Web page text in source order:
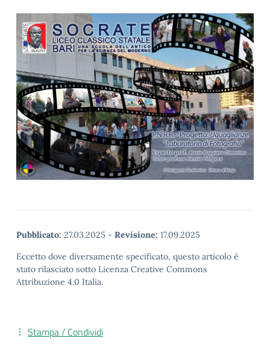
Pubblicato: 27.03.2025 - Revisione: 17.09.2025
Eccetto dove diversamente specificato, questo articolo è
stato rilasciato sotto Licenza Creative Commons
Attribuzione 4.0 Italia.
Stampa / Condividi